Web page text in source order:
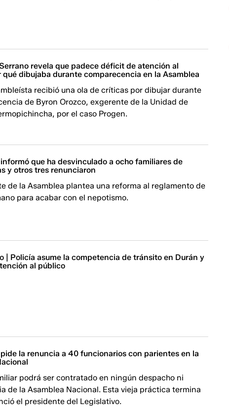
revela que padece déficit de atención al
qué dibujaba durante comparecencia en la Asamblea
recibió una ola de críticas por dibujar durante
de Byron Orozco, exgerente de la Unidad de
por el caso Progen.
que ha desvinculado a ocho familiares de
y otros tres renunciaron
de la Asamblea plantea una reforma al reglamento de
para acabar con el nepotismo.
| Policía asume la competencia de tránsito en Durán y
al público
la renuncia a 40 funcionarios con parientes en la
podrá ser contratado en ningún despacho ni
de la Asamblea Nacional. Esta vieja práctica termina
el presidente del Legislativo.